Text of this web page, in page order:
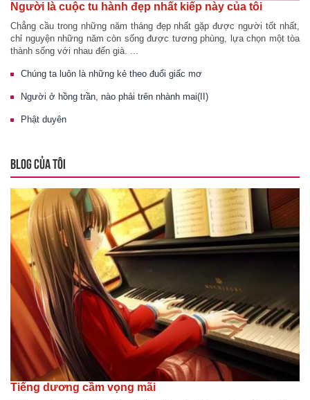
Người là cuộc tu hành đẹp nhất kiếp này của tôi
Chẳng cầu trong những năm tháng đẹp nhất gặp được người tốt nhất,
chỉ nguyện những năm còn sống được tương phùng, lựa chọn một tòa
thành sống với nhau đến già. ...
Chúng ta luôn là những kẻ theo đuổi giấc mơ
Người ở hồng trần, nào phải trên nhành mai(II)
Phật duyên
BLOG CỦA TÔI
Tiếng dương cầm vọng mãi